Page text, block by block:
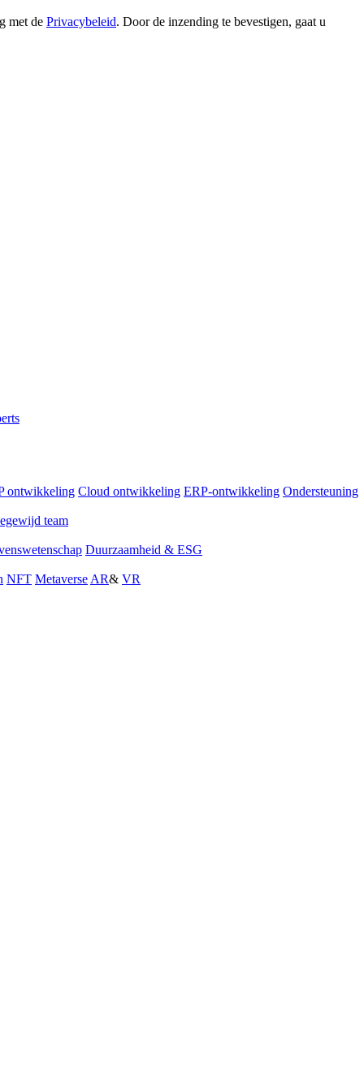
met de Privacybeleid. Door de inzending te bevestigen, gaat u
ontwikkeling Cloud ontwikkeling ERP-ontwikkeling Ondersteuning
team
Duurzaamheid & ESG
NFT Metaverse AR& VR